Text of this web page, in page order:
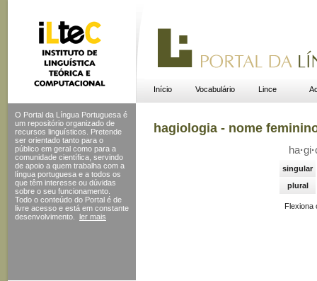
Início Vocabulário Lince
O Portal da Língua Portuguesa é
um repositório organizado de
recursos linguísticos. Pretende
ser orientado tanto para o
público em geral como para a
comunidade científica, servindo
de apoio a quem trabalha com a
língua portuguesa e a todos os
que têm interesse ou dúvidas
sobre o seu funcionamento.
Todo o conteúdo do Portal é de
livre acesso e está em constante
desenvolvimento.
ler mais
hagiologia - nome
ha·gi·
singular
plural
Flexiona